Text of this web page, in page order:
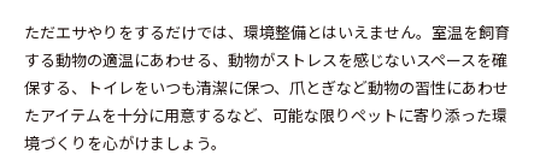
ただエサやりをするだけでは、環境整備とはいえません。室温を飼育
する動物の適温にあわせる、動物がストレスを感じないスペースを確
保する、トイレをいつも清潔に保つ、爪とぎなど動物の習性にあわせ
たアイテムを十分に用意するなど、可能な限りペットに寄り添った環
境づくりを心がけましょう。